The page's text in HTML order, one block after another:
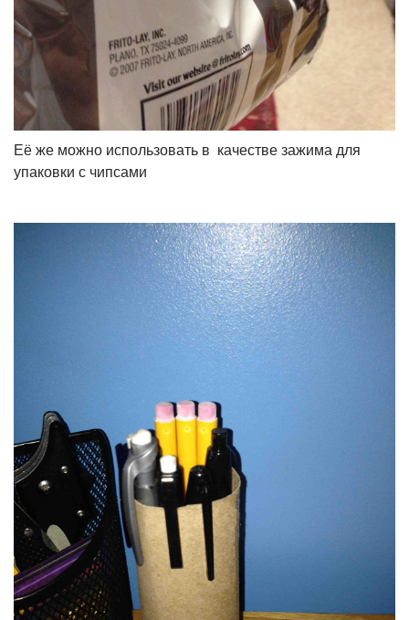
Её же можно использовать в качестве зажима для
упаковки с чипсами